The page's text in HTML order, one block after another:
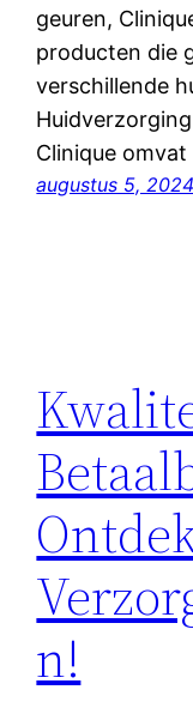
geuren,
producten die
verschillende
Clinique
augustus 5, 2024
n!